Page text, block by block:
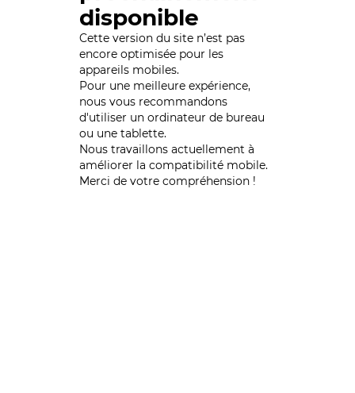
disponible
Cette version du site n’est pas
encore optimisée pour les
appareils mobiles.
Pour une meilleure expérience,
nous vous recommandons
d'utiliser un ordinateur de bureau
ou une tablette.
Nous travaillons actuellement à
améliorer la compatibilité mobile.
Merci de votre compréhension !